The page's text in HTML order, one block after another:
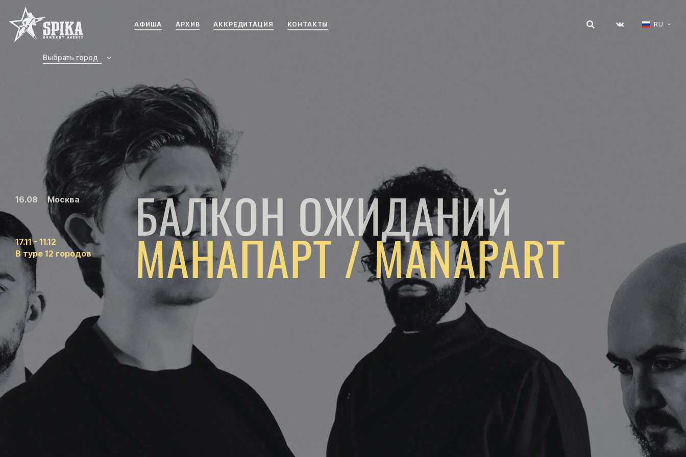
АФИША АРХИВ АККРЕДИТАЦИЯ КОНТАКТЫ RU
Выбрать город
16.08 Москва БАЛКОН ОЖИДАНИЙ
17.11 - 11.12
В туре 12 городов
МАНАПАРТ / MANAPART